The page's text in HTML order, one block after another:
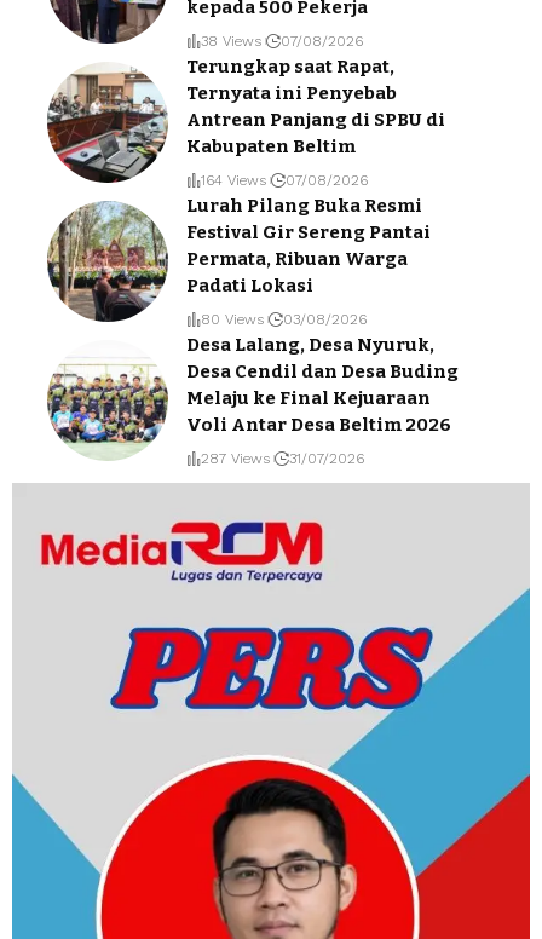
kepada 500 Pekerja
38 Views 07/08/2026
Terungkap saat Rapat,
Ternyata ini Penyebab
Antrean Panjang di SPBU di
Kabupaten Beltim
164 Views 07/08/2026
Lurah Pilang Buka Resmi
Festival Gir Sereng Pantai
Permata, Ribuan Warga
Padati Lokasi
80 Views 03/08/2026
Desa Lalang, Desa Nyuruk,
Desa Cendil dan Desa Buding
Melaju ke Final Kejuaraan
Voli Antar Desa Beltim 2026
287 Views 31/07/2026